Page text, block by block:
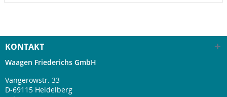
KONTAKT
Waagen Friederichs GmbH
Vangerowstr. 33
D-69115 Heidelberg